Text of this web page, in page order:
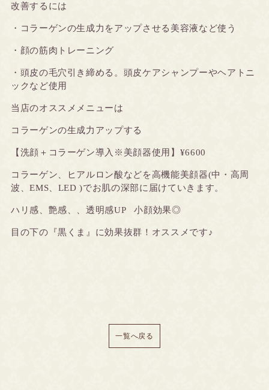
改善するには
・コラーゲンの生成力をアップさせる美容液など使う
・顔の筋肉トレーニング
・頭皮の毛穴引き締める。頭皮ケアシャンプーやヘアトニ
ックなど使用
当店のオススメメニューは
コラーゲンの生成力アップする
【洗顔＋コラーゲン導入※美顔器使用 】¥6600
コラーゲン、ヒアルロン酸などを高機能美顔器(中・高周
波、EMS、LED )でお肌の深部に届けていきます。
ハリ感、艶感、、透明感UP 小顔効果◎
目の下の『黒くま』に効果抜群！オススメです♪
一覧へ戻る